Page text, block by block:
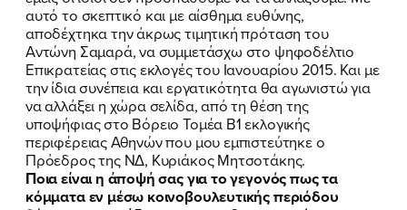
αυτό το σκεπτικό και με αίσθημα ευθύνης,
αποδέχτηκα την άκρως τιμητική πρόταση του
Αντώνη Σαμαρά, να συμμετάσχω στο ψηφοδέλτιο
Επικρατείας στις εκλογές του Ιανουαρίου 2015. Και με
την ίδια συνέπεια και εργατικότητα θα αγωνιστώ για
να αλλάξει η χώρα σελίδα, από τη θέση της
υποψήφιας στο Βόρειο Τομέα Β1 εκλογικής
περιφέρειας Αθηνών που μου εμπιστεύτηκε ο
Πρόεδρος της ΝΔ, Κυριάκος Μητσοτάκης.
Ποια είναι η άποψή σας για το γεγονός πως τα
κόμματα εν μέσω κοινοβουλευτικής περιόδου